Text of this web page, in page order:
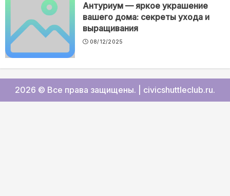
Антуриум — яркое украшение
вашего дома: секреты ухода и
выращивания
08/12/2025
2026 © Все права защищены. civicshuttleclub.ru.